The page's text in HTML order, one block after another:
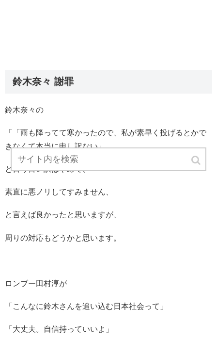
鈴木奈々 謝罪
鈴木奈々の
「「雨も降ってて寒かったので、私が素早く投げるとかで
きなくて本当に申し訳ない」
と言う言い訳はやめて、
素直に悪ノリしてすみません、
と言えば良かったと思いますが、
周りの対応もどうかと思います。
ロンブー田村淳が
「こんなに鈴木さんを追い込む日本社会って」
「大丈夫。自信持っていいよ」